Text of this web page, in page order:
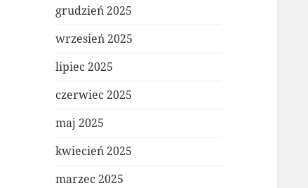
grudzień 2025
wrzesień 2025
lipiec 2025
czerwiec 2025
maj 2025
kwiecień 2025
marzec 2025